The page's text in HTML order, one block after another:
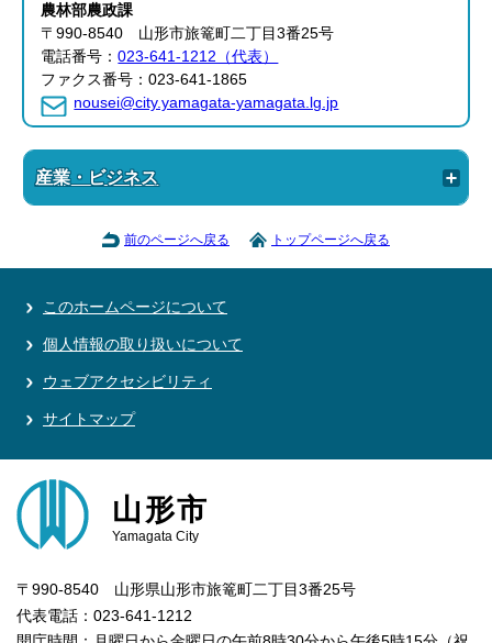
農林部農政課
〒990-8540 山形市旅篭町二丁目3番25号
電話番号：023-641-1212（代表）
ファクス番号：023-641-1865
nousei@city.yamagata-yamagata.lg.jp
産業・ビジネス
前のページへ戻る トップページへ戻る
このホームページについて
個人情報の取り扱いについて
ウェブアクセシビリティ
サイトマップ
山形市
Yamagata City
〒990-8540 山形県山形市旅篭町二丁目3番25号
代表電話：023-641-1212